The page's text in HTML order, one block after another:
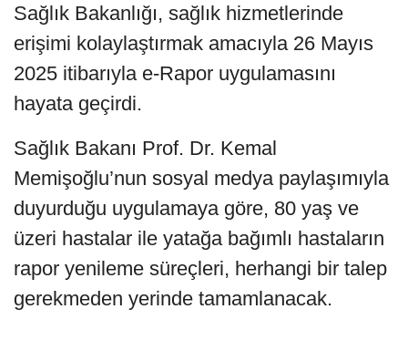
Sağlık Bakanlığı, sağlık hizmetlerinde
erişimi kolaylaştırmak amacıyla 26 Mayıs
2025 itibarıyla e-Rapor uygulamasını
hayata geçirdi.
Sağlık Bakanı Prof. Dr. Kemal
Memişoğlu’nun sosyal medya paylaşımıyla
duyurduğu uygulamaya göre, 80 yaş ve
üzeri hastalar ile yatağa bağımlı hastaların
rapor yenileme süreçleri, herhangi bir talep
gerekmeden yerinde tamamlanacak.